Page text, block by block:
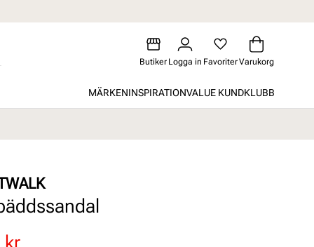
Butiker Logga in FavoriterVarukorg
MÄRKENINSPIRATIONVALUE KUNDKLUBB